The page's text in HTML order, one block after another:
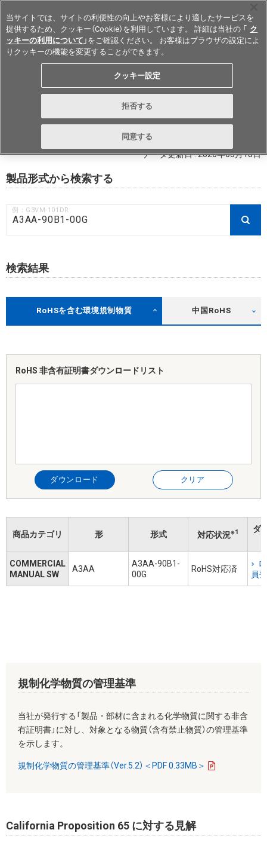
Japan
RoHS対応状況 / 非含有証明書ダウ
ンロード
データ更新日 : 2026年03月18日
製品形式から検索する
例：G3VM-101DR
検索結果
RoHSを含む環境規制物質 中国RoHS
RoHS 非含有証明書ダウンロードリスト
ダウンロード クリア
商品カテゴリ 形 形式 対応状況※1
ダ
COMMERCIAL
MANUAL SW
A3AA
A3AA-90B1-
00G
RoHS対応済
員
規制化学物質の管理基準
当社が発行する「製品・部材に含まれる化学物質に関する非含
有証明書」に対し、対象となる物質（含有禁止物質）の管理基準
を示します。
規制化学物質の管理基準（Ver.5.2）＜PDF 0.33MB＞
California Proposition 65 に対する見解
当サイトでは、サイトの利便性の向上やお客様により適したサービスを
提供するため、クッキー（Cookie）を利用しています。 詳細は当社の 「 ク
ッキーの利用について 」をご確認ください。 お客様はブラウザの設定によ
りクッキーの機能を変更することができます。
クッキー設定
拒否する
同意する